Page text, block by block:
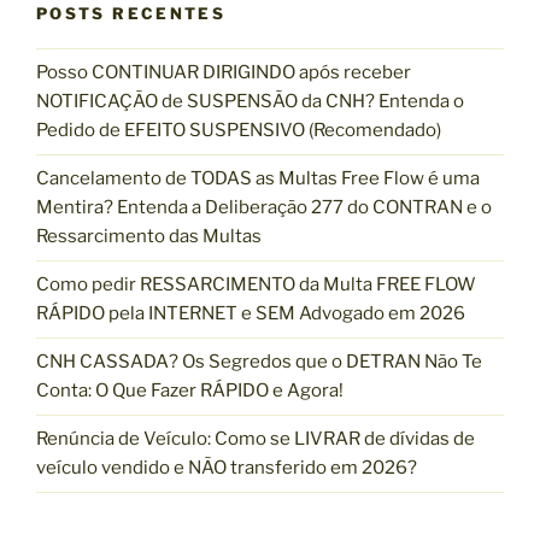
s
t
u
i
s
a
r
p
o
r
r
POSTS RECENTES
Posso CONTINUAR DIRIGINDO após receber
NOTIFICAÇÃO de SUSPENSÃO da CNH? Entenda o
Pedido de EFEITO SUSPENSIVO (Recomendado)
Cancelamento de TODAS as Multas Free Flow é uma
Mentira? Entenda a Deliberação 277 do CONTRAN e o
Ressarcimento das Multas
Como pedir RESSARCIMENTO da Multa FREE FLOW
RÁPIDO pela INTERNET e SEM Advogado em 2026
CNH CASSADA? Os Segredos que o DETRAN Não Te
Conta: O Que Fazer RÁPIDO e Agora!
Renúncia de Veículo: Como se LIVRAR de dívidas de
veículo vendido e NÃO transferido em 2026?